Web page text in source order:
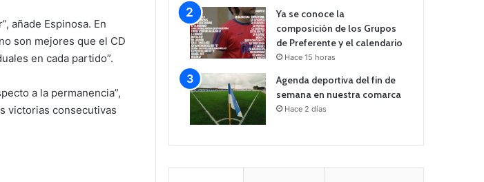
añade Espinosa. En
son mejores que el CD
en cada partido”.
a la permanencia”,
victorias consecutivas
Ya se conoce la
composición de los Grupos
de Preferente y el calendario
Hace 15 horas
Agenda deportiva del fin de
semana en nuestra comarca
Hace 2 días